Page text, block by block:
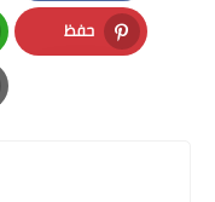
Facebook
حفظ
Pinterest